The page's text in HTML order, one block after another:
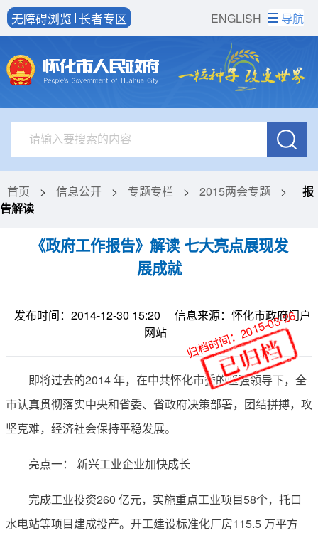
ENGLISH
无障碍浏览 长者专区 导航
首页 > 信息公开 > 专题专栏 > 2015两会专题 >
报
告解读
《政府工作报告》解读 七大亮点展现发
展成就
发布时间：2014-12-30 15:20
信息来源：怀化市政府门户
网站
即将过去的2014 年，在中共怀化市委的坚强领导下，全
市认真贯彻落实中央和省委、省政府决策部署，团结拼搏，攻
坚克难，经济社会保持平稳发展。
亮点一： 新兴工业企业加快成长
完成工业投资260 亿元，实施重点工业项目58个，托口
水电站等项目建成投产。开工建设标准化厂房115.5 万平方
归档时间：2015-03-26